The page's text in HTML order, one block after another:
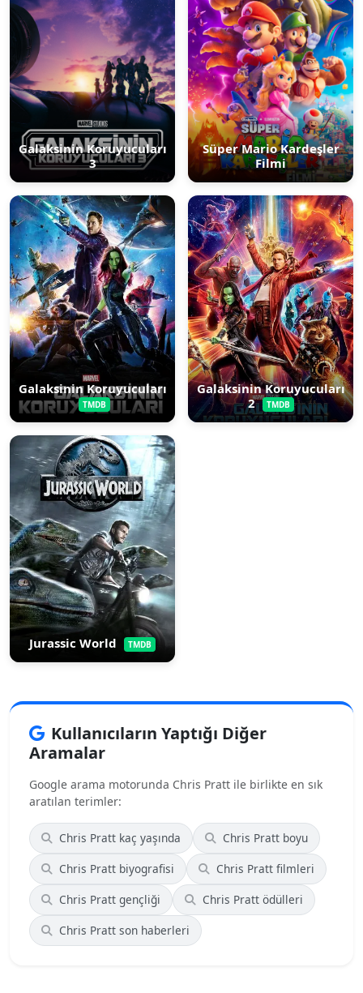
Galaksinin Koruyucuları
3
Süper Mario Kardeşler
Filmi
Galaksinin Koruyucuları
TMDB
Galaksinin Koruyucuları
2
TMDB
Jurassic World TMDB
Kullanıcıların Yaptığı Diğer
Aramalar
Google arama motorunda Chris Pratt ile birlikte en sık
aratılan terimler:
Chris Pratt kaç yaşında
Chris Pratt boyu
Chris Pratt biyografisi
Chris Pratt filmleri
Chris Pratt gençliği
Chris Pratt ödülleri
Chris Pratt son haberleri